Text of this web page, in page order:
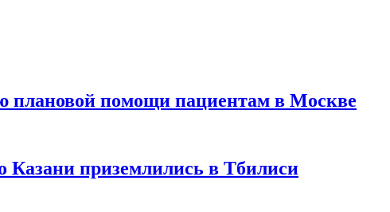
плановой помощи пациентам в Москве
приземлились в Тбилиси